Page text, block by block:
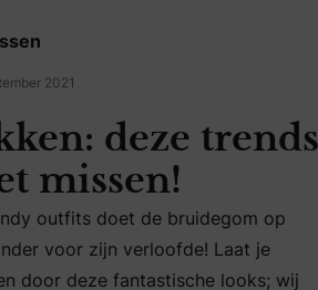
2021
deze trends
missen!
outfits doet de bruidegom op
outfits doet de bruidegom op
voor zijn verloofde! Laat je
door deze fantastische looks; wij